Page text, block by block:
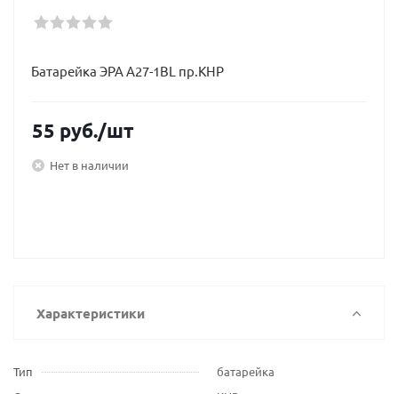
Батарейка ЭРА А27-1BL пр.КНР
55 руб./шт
Нет в наличии
Характеристики
Тип
батарейка